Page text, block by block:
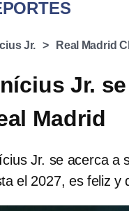
Jr. Real Madrid
Jr.
Madrid
Jr. se acerca a
el 2027, es feliz y